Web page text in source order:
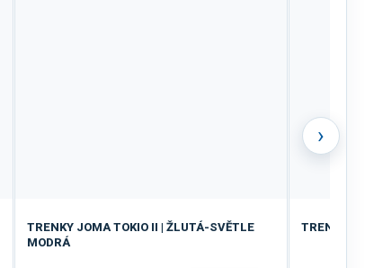
TRENKY JOMA TOKIO II | ŽLUTÁ-SVĚTLE
MODRÁ
TRENKY
›